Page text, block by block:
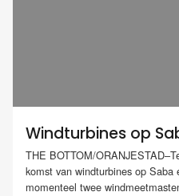
Windturbines op
THE BOTTOM/
komst van windturbines op
momenteel twee